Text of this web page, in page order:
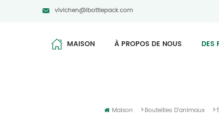
vivichen@ibottlepack.com
MAISON À PROPOS DE NOUS DES
Maison >Bouteilles D'animaux >